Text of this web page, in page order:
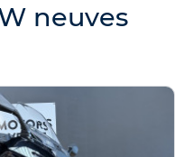
neuves